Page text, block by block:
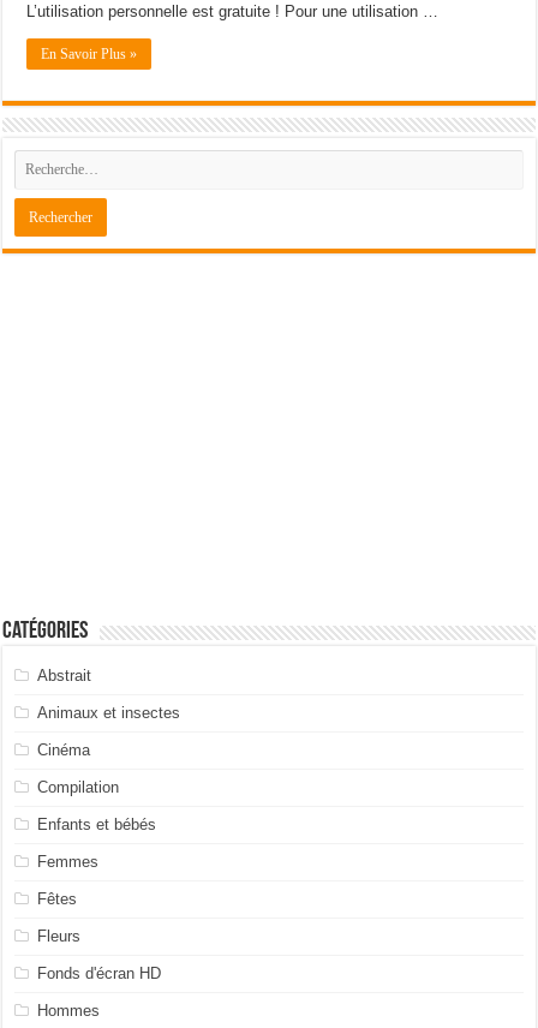
L’utilisation personnelle est gratuite ! Pour une utilisation …
En Savoir Plus »
Catégories
Abstrait
Animaux et insectes
Cinéma
Compilation
Enfants et bébés
Femmes
Fêtes
Fleurs
Fonds d'écran HD
Hommes